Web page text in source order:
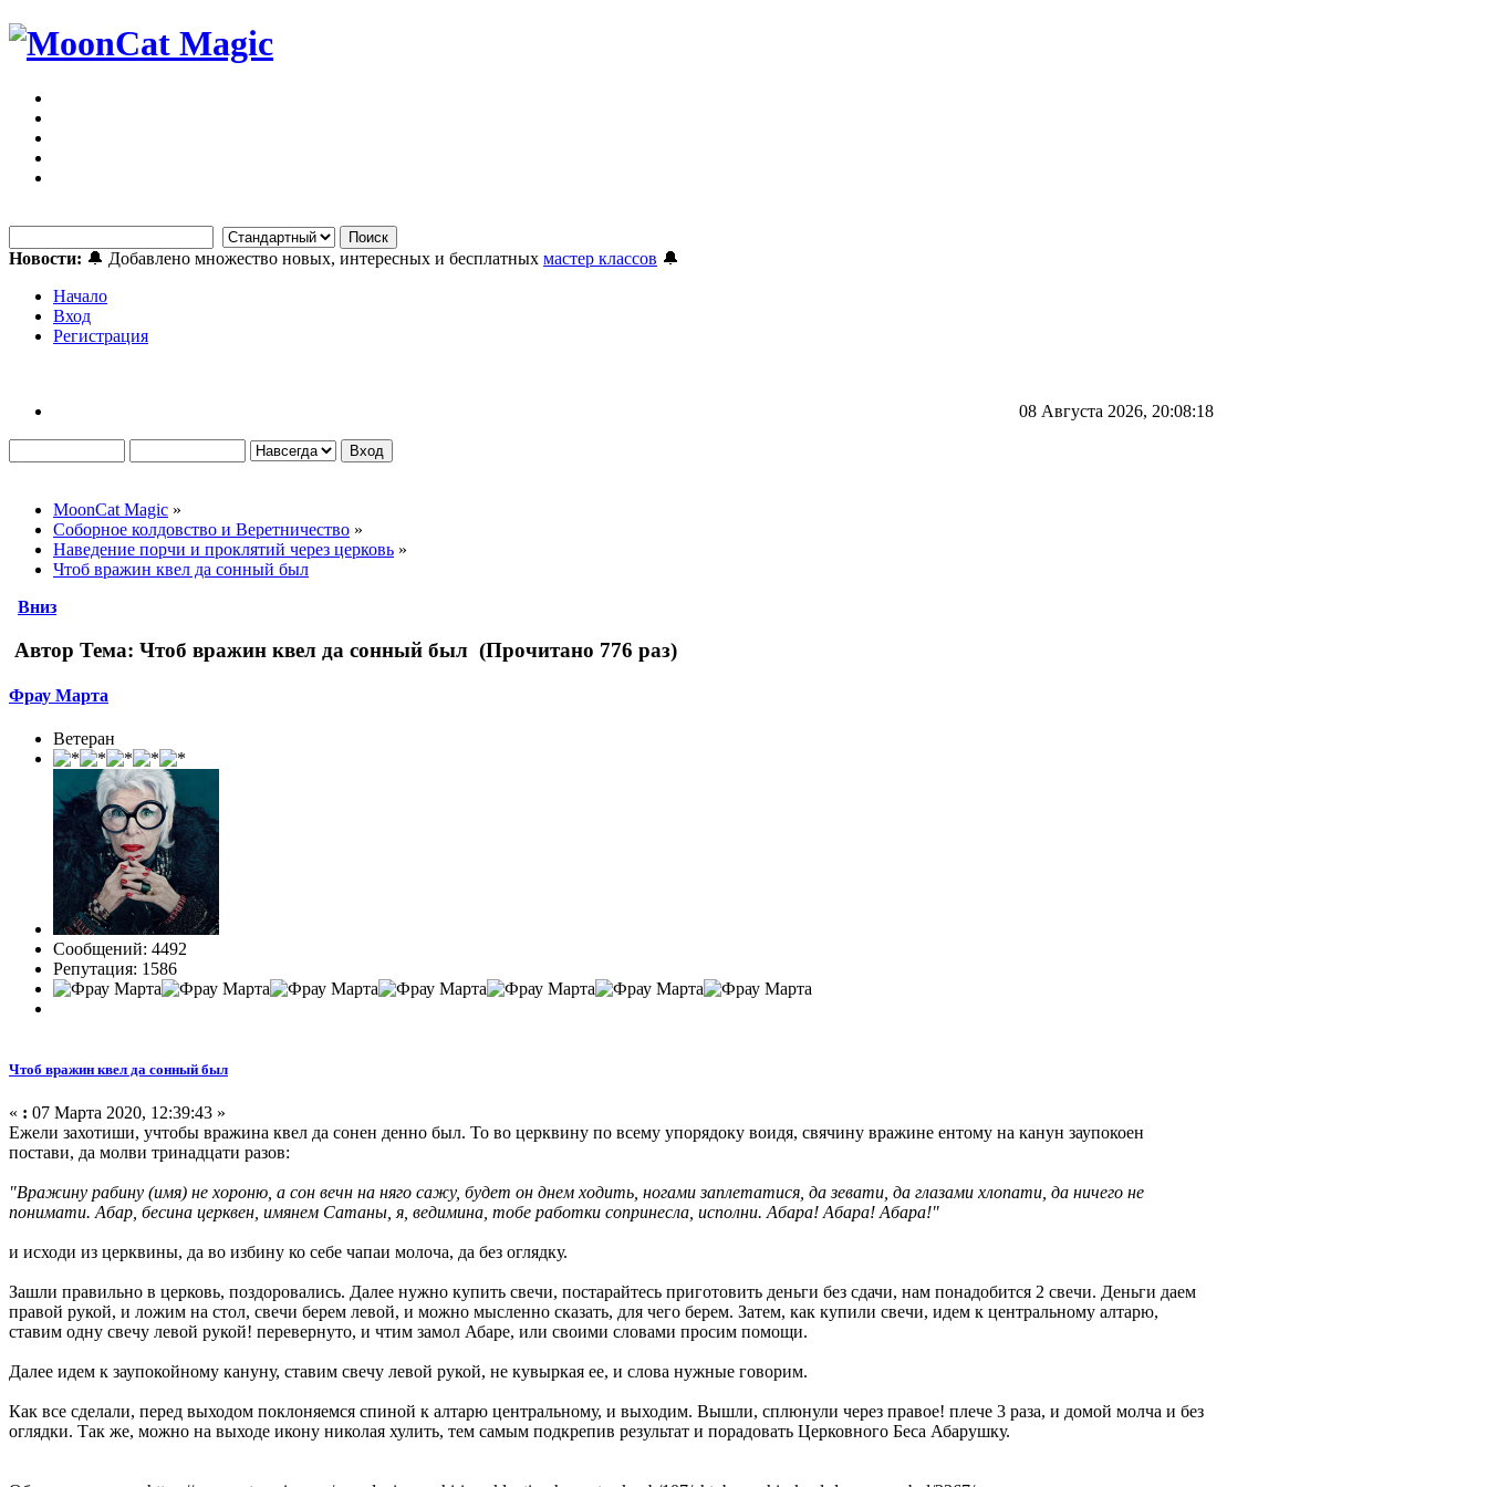
Новости: 🔔 Добавлено множество новых, интересных и бесплатных мастер классов 🔔
Начало
Вход
Регистрация
08 Августа 2026, 20:08:18
MoonCat Magic »
Соборное колдовство и Веретничество »
Наведение порчи и проклятий через церковь »
Чтоб вражин квел да сонный был
Вниз
Автор Тема: Чтоб вражин квел да сонный был (Прочитано 776 раз)
Фрау Марта
Ветеран
Сообщений: 4492
Репутация: 1586
Чтоб вражин квел да сонный был
« : 07 Марта 2020, 12:39:43 »
Ежели захотиши, учтобы вражина квел да сонен денно был. То во церквину по всему упорядоку воидя, свячину вражине ентому на канун заупокоен
постави, да молви тринадцати разов:
"Вражину рабину (имя) не хороню, а сон вечн на няго сажу, будет он днем ходить, ногами заплетатися, да зевати, да глазамихлопати, да ничего не
понимати. Абар, бесина церквен, имянем Сатаны, я, ведимина, тобе работки сопринесла, исполни. Абара! Абара! Абара!"
и исходи из церквины, да во избину ко себе чапаи молоча, да без оглядку.
Зашли правильно в церковь, поздоровались. Далее нужно купить свечи, постарайтесь приготовить деньги без сдачи, нам понадобится 2 свечи. Деньги даем
правой рукой, и ложим на стол, свечи берем левой, и можно мысленно сказать, для чего берем. Затем, как купили свечи, идем к центральному алтарю,
ставим одну свечу левой рукой! перевернуто, и чтим замол Абаре, или своими словами просим помощи.
Далее идем к заупокойному кануну, ставим свечу левой рукой, не кувыркая ее, и слова нужные говорим.
Как все сделали, перед выходом поклоняемся спиной к алтарю центральному, и выходим. Вышли, сплюнули через правое! плече 3 раза, и домой молча и без
оглядки. Так же, можно на выходе икону николая хулить, тем самым подкрепив результат и порадовать Церковного Беса Абарушку.